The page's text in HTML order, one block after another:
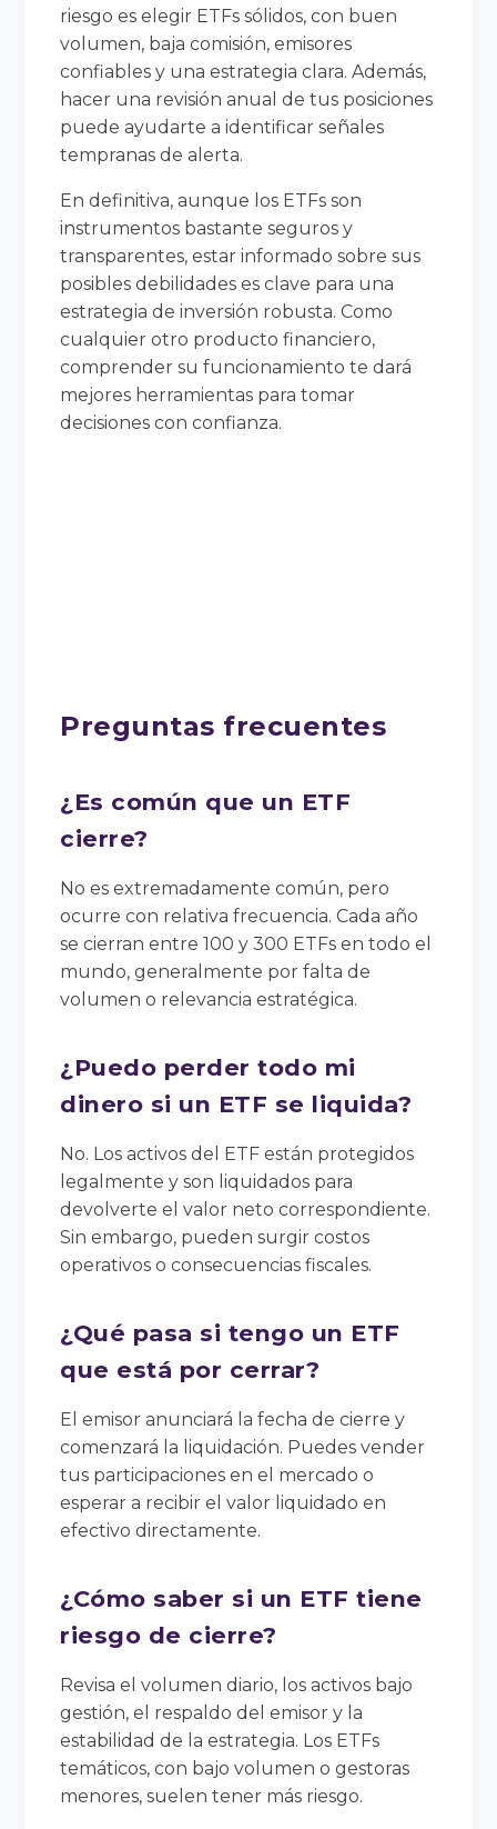
riesgo es elegir ETFs sólidos, con buen
volumen, baja comisión, emisores
confiables y una estrategia clara. Además,
hacer una revisión anual de tus posiciones
puede ayudarte a identificar señales
tempranas de alerta.
En definitiva, aunque los ETFs son
instrumentos bastante seguros y
transparentes, estar informado sobre sus
posibles debilidades es clave para una
estrategia de inversión robusta. Como
cualquier otro producto financiero,
comprender su funcionamiento te dará
mejores herramientas para tomar
decisiones con confianza.
Preguntas frecuentes
¿Es común que un ETF
cierre?
No es extremadamente común, pero
ocurre con relativa frecuencia. Cada año
se cierran entre 100 y 300 ETFs en todo el
mundo, generalmente por falta de
volumen o relevancia estratégica.
¿Puedo perder todo mi
dinero si un ETF se liquida?
No. Los activos del ETF están protegidos
legalmente y son liquidados para
devolverte el valor neto correspondiente.
Sin embargo, pueden surgir costos
operativos o consecuencias fiscales.
¿Qué pasa si tengo un ETF
que está por cerrar?
El emisor anunciará la fecha de cierre y
comenzará la liquidación. Puedes vender
tus participaciones en el mercado o
esperar a recibir el valor liquidado en
efectivo directamente.
¿Cómo saber si un ETF tiene
riesgo de cierre?
Revisa el volumen diario, los activos bajo
gestión, el respaldo del emisor y la
estabilidad de la estrategia. Los ETFs
temáticos, con bajo volumen o gestoras
menores, suelen tener más riesgo.